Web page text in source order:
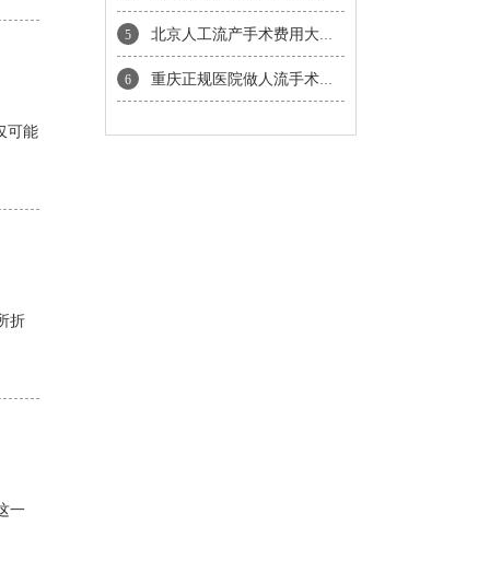
可能
折
一
5 北京人工流产手术费用大概多少钱
6 重庆正规医院做人流手术价格是多少